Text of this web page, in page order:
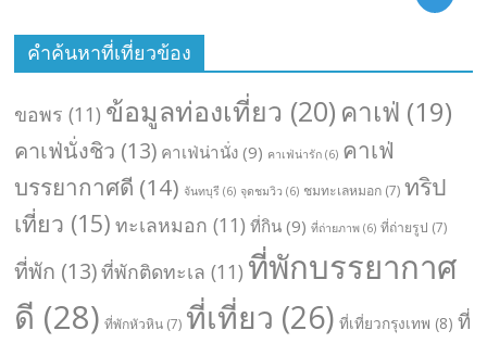
คำค้นหาที่เที่ยวข้อง
ขอพร (11) ข้อมูลท่องเที่ยว (20) คาเฟ่ (19)
คาเฟ่นั่งชิว (13) คาเฟ่น่านั่ง (9) คาเฟ่น่ารัก (6) คาเฟ่
บรรยากาศดี (14) จันทบุรี (6) จุดชมวิว (6) ชมทะเลหมอก (7) ทริป
เที่ยว (15) ทะเลหมอก (11) ที่กิน (9) ที่ถ่ายภาพ (6) ที่ถ่ายรูป (7)
ที่พัก (13)ที่พักติดทะเล (11) ที่พักบรรยากาศ
ดี (28) ที่พักหัวหิน (7) ที่เที่ยว (26) ที่เที่ยวกรุงเทพ (8) ที่